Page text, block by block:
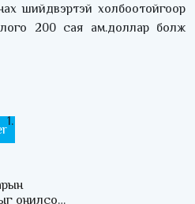
шийдвэртэй холбоотойгоор
200 сая ам.доллар болж
онилсон